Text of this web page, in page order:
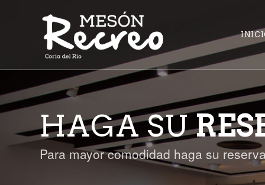
HAGA SU
Para mayor comodidad haga su